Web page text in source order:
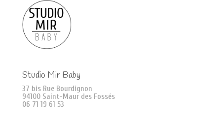
Studio Mir Baby
37 bis Rue Bourdignon
94100 Saint-Maur des Fossés
06 71 19 61 53